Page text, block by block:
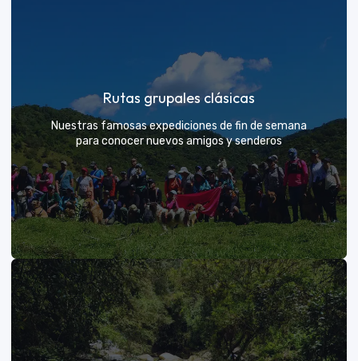
Rutas grupales clásicas
Nuestras famosas expediciones de fin de semana
para conocer nuevos amigos y senderos
Rutas grupales clásicas